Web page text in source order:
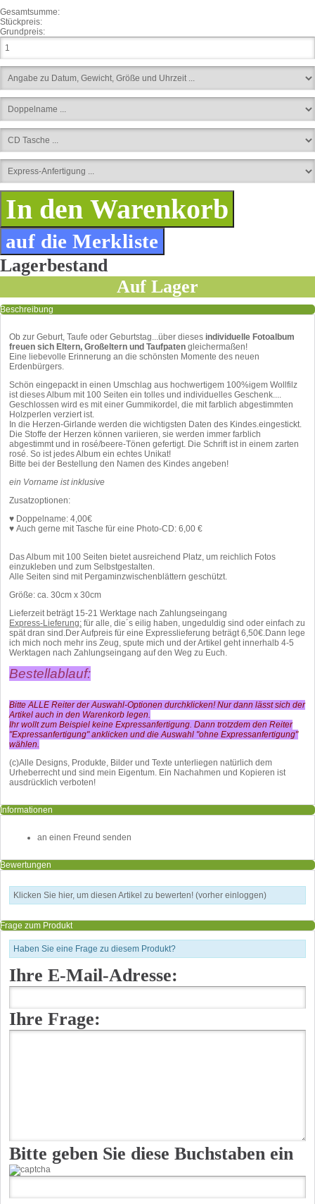
Gesamtsumme:
Stückpreis:
Grundpreis:
Lagerbestand
Auf Lager
Beschreibung
Ob zur Geburt, Taufe oder Geburtstag...über dieses individuelle Fotoalbum
freuen sich Eltern, Großeltern und Taufpaten gleichermaßen!
Eine liebevolle Erinnerung an die schönsten Momente des neuen
Erdenbürgers.
Schön eingepackt in einen Umschlag aus hochwertigem 100%igem Wollfilz
ist dieses Album mit 100 Seiten ein tolles und individuelles Geschenk....
Geschlossen wird es mit einer Gummikordel, die mit farblich abgestimmten
Holzperlen verziert ist.
In die Herzen-Girlande werden die wichtigsten Daten des Kindes.eingestickt.
Die Stoffe der Herzen können variieren, sie werden immer farblich
abgestimmt und in rosé/beere-Tönen gefertigt. Die Schrift ist in einem zarten
rosé. So ist jedes Album ein echtes Unikat!
Bitte bei der Bestellung den Namen des Kindes angeben!
ein Vorname ist inklusive
Zusatzoptionen:
♥ Doppelname: 4,00€
♥ Auch gerne mit Tasche für eine Photo-CD: 6,00 €
Das Album mit 100 Seiten bietet ausreichend Platz, um reichlich Fotos
einzukleben und zum Selbstgestalten.
Alle Seiten sind mit Pergaminzwischenblättern geschützt.
Größe: ca. 30cm x 30cm
Lieferzeit beträgt 15-21 Werktage nach Zahlungseingang
Express-Lieferung: für alle, die´s eilig haben, ungeduldig sind oder einfach zu
spät dran sind.Der Aufpreis für eine Expresslieferung beträgt 6,50€.Dann lege
ich mich noch mehr ins Zeug, spute mich und der Artikel geht innerhalb 4-5
Werktagen nach Zahlungseingang auf den Weg zu Euch.
Bestellablauf:
Bitte ALLE Reiter der Auswahl-Optionen durchklicken! Nur dann lässt sich der
Artikel auch in den Warenkorb legen.
Ihr wollt zum Beispiel keine Expressanfertigung. Dann trotzdem den Reiter
"Expressanfertigung" anklicken und die Auswahl "ohne Expressanfertigung"
wählen.
(c)Alle Designs, Produkte, Bilder und Texte unterliegen natürlich dem
Urheberrecht und sind mein Eigentum. Ein Nachahmen und Kopieren ist
ausdrücklich verboten!
Informationen
an einen Freund senden
Bewertungen
Klicken Sie hier, um diesen Artikel zu bewerten! (vorher einloggen)
Frage zum Produkt
Haben Sie eine Frage zu diesem Produkt?
Ihre E-Mail-Adresse:
Ihre Frage:
Bitte geben Sie diese Buchstaben ein